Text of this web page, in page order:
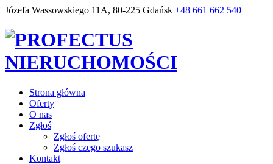
Józefa Wassowskiego 11A, 80-225 Gdańsk +48 661 662 540
Strona główna
Oferty
O nas
Zgłoś
Zgłoś ofertę
Zgłoś czego szukasz
Kontakt